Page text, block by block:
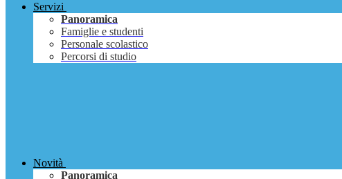
Servizi
Panoramica
Famiglie e studenti
Personale scolastico
Percorsi di studio
Novità
Panoramica